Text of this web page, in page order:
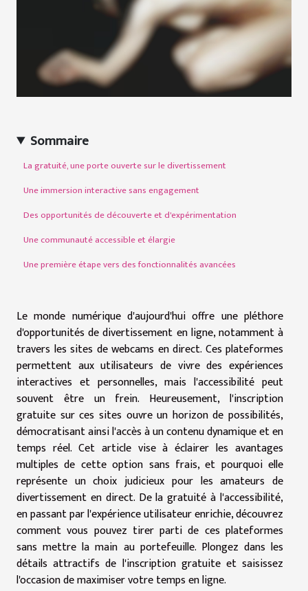
Sommaire
La gratuité, une porte ouverte sur le divertissement
Une immersion interactive sans engagement
Des opportunités de découverte et d'expérimentation
Une communauté accessible et élargie
Une première étape vers des fonctionnalités avancées
Le monde numérique d'aujourd'hui offre une pléthore
d'opportunités de divertissement en ligne, notamment à
travers les sites de webcams en direct. Ces plateformes
permettent aux utilisateurs de vivre des expériences
interactives et personnelles, mais l'accessibilité peut
souvent être un frein. Heureusement, l'inscription
gratuite sur ces sites ouvre un horizon de possibilités,
démocratisant ainsi l'accès à un contenu dynamique et en
temps réel. Cet article vise à éclairer les avantages
multiples de cette option sans frais, et pourquoi elle
représente un choix judicieux pour les amateurs de
divertissement en direct. De la gratuité à l'accessibilité,
en passant par l'expérience utilisateur enrichie, découvrez
comment vous pouvez tirer parti de ces plateformes
sans mettre la main au portefeuille. Plongez dans les
détails attractifs de l'inscription gratuite et saisissez
l'occasion de maximiser votre temps en ligne.